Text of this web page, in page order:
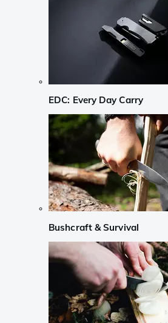
EDC: Every Day Carry
Bushcraft & Survival